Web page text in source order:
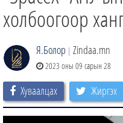
АУДИО ЗОХИОЛ
холбоогоор
Я.Болор | Zindaa.mn
2023 оны 09 сарын 28
Хуваалцах Жиргэх